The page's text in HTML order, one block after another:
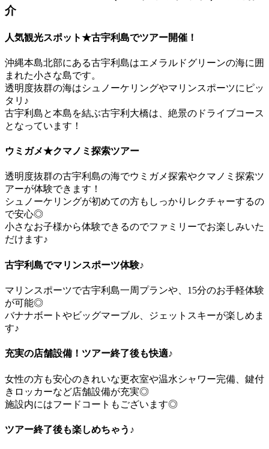
介
人気観光スポット★古宇利島でツアー開催！
沖縄本島北部にある古宇利島はエメラルドグリーンの海に囲
まれた小さな島です。
透明度抜群の海はシュノーケリングやマリンスポーツにピッ
タリ♪
古宇利島と本島を結ぶ古宇利大橋は、絶景のドライブコース
となっています！
ウミガメ★クマノミ探索ツアー
透明度抜群の古宇利島の海でウミガメ探索やクマノミ探索ツ
アーが体験できます！
シュノーケリングが初めての方もしっかりレクチャーするの
で安心◎
小さなお子様から体験できるのでファミリーでお楽しみいた
だけます♪
古宇利島でマリンスポーツ体験♪
マリンスポーツで古宇利島一周プランや、15分のお手軽体験
が可能◎
バナナボートやビッグマーブル、ジェットスキーが楽しめま
す♪
充実の店舗設備！ツアー終了後も快適♪
女性の方も安心のきれいな更衣室や温水シャワー完備、鍵付
きロッカーなど店舗設備が充実◎
施設内にはフードコートもございます◎
ツアー終了後も楽しめちゃう♪